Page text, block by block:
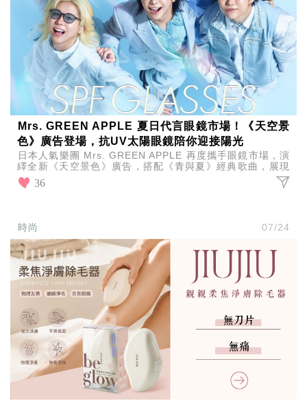
Mrs. GREEN APPLE 夏日代言眼鏡市場！《天空景
色》廣告登場，抗UV太陽眼鏡陪你迎接陽光
日本人氣樂團 Mrs. GREEN APPLE 再度攜手眼鏡市場，演
繹全新《天空景色》廣告，搭配《青與夏》經典歌曲，展現
夏日活力，同步推出全新抗UV太陽眼鏡。
36
時尚 07/24